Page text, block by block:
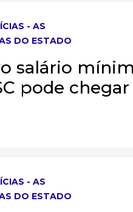
- AS
DO ESTADO
salário
pode chegar
- AS
DO ESTADO